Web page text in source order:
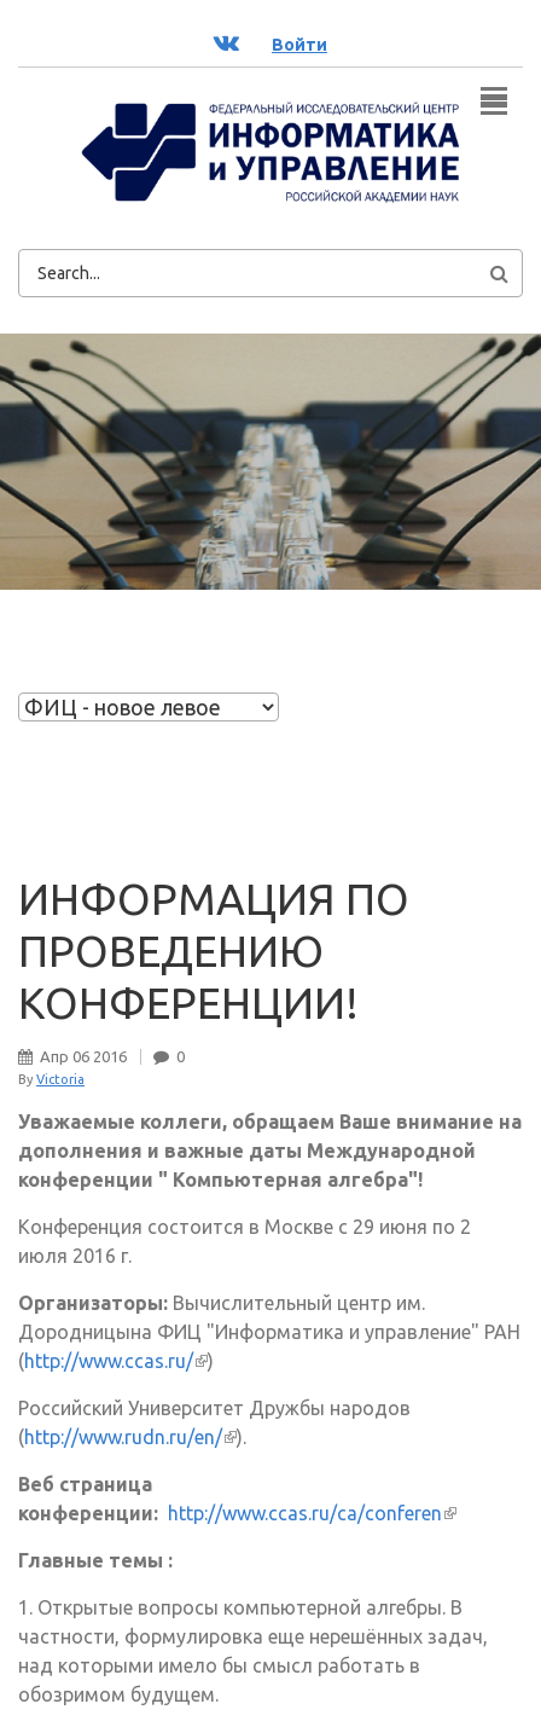
ВК Войти
ФОРМА
ПОИСКА
ИНФОРМАЦИЯ ПО
ПРОВЕДЕНИЮ
КОНФЕРЕНЦИИ!
Апр 06 2016 0
By Victoria
Уважаемые коллеги, обращаем Ваше внимание на
дополнения и важные даты Международной
конференции " Компьютерная алгебра"!
Конференция состоится в Москве с 29 июня по 2
июля 2016 г.
Организаторы: Вычислительный центр им.
Дородницына ФИЦ "Информатика и управление" РАН
(http://www.ccas.ru/(внешняя ссылка)
)
Российский Университет Дружбы народов
(http://www.rudn.ru/en/(внешняя ссылка)
).
Веб страница
конференции: http://www.ccas.ru/ca/conferen(внешняя
Главные темы :
1. Открытые вопросы компьютерной алгебры. В
частности, формулировка еще нерешённых задач,
над которыми имело бы смысл работать в
обозримом будущем.